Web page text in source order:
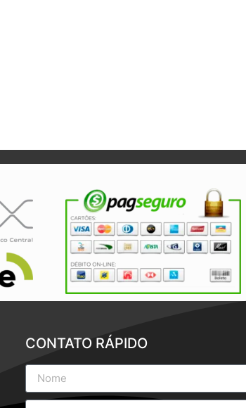
CONTATO RÁPIDO